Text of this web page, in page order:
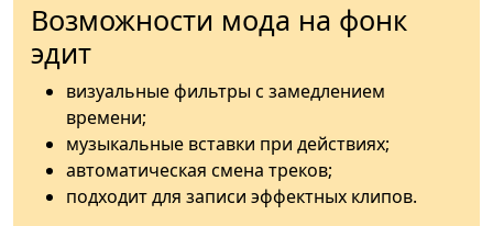
Возможности мода на фонк
эдит
визуальные фильтры с замедлением
времени;
музыкальные вставки при действиях;
автоматическая смена треков;
подходит для записи эффектных клипов.